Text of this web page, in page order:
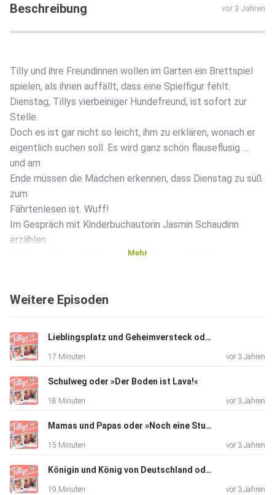
Beschreibung vor 3 Jahren
Tilly und ihre Freundinnen wollen im Garten ein Brettspiel
spielen, als ihnen auffällt, dass eine Spielfigur fehlt.
Dienstag, Tillys vierbeiniger Hundefreund, ist sofort zur
Stelle.
Doch es ist gar nicht so leicht, ihm zu erklären, wonach er
eigentlich suchen soll. Es wird ganz schön flauseflusig …
und am
Ende müssen die Mädchen erkennen, dass Dienstag zu süß
zum
Fährtenlesen ist. Wuff!
Im Gespräch mit Kinderbuchautorin Jasmin Schaudinn
erzählen
Kinder von ihren Erfahrungen mit eigenen Haustieren:
welches
einem
Pferd in der Schule aufzutauchen?
Mehr
Weitere Episoden
Lieblingsplatz und Geheimversteck oder »Wo es besonders lecker schmeckt«
17 Minuten vor 3 Jahren
Schulweg oder »Der Boden ist Lava!«
18 Minuten vor 3 Jahren
Mamas und Papas oder »Noch eine Stunde länger schlafen, bitte?!«
15 Minuten vor 3 Jahren
Königin und König von Deutschland oder »Süßes für alle!«
19 Minuten vor 3 Jahren